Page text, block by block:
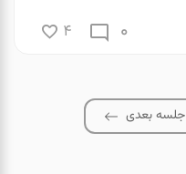
0
4
جلسه بعدی